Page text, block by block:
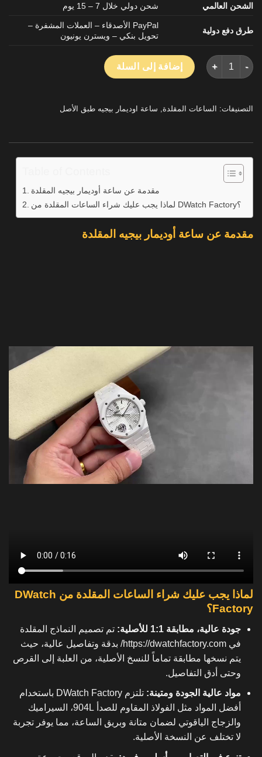
الشحن العالمي شحن دولي خلال 7 – 15 يوم
طرق دفع دولية
PayPal الأصدقاء – العملات المشفرة –
تحويل بنكي – ويسترن يونيون
كمية ساعة أوديمار بيجيه رويال أوك 15500CE المصنوعة من السيراميك الأبيض من مصنع APS، مقاس 41 مم
إضافة إلى السلة
التصنيفات: الساعات المقلدة ساعة اوديمار بيجيه طبق الأصل
مقدمة عن ساعة أوديمار بيجيه المقلدة
لماذا يجب عليك شراء الساعات المقلدة من DWatch Factory؟
مقدمة عن ساعة أوديمار بيجيه المقلدة
لماذا يجب عليك شراء الساعات المقلدة من DWatch
Factory؟
جودة عالية، مطابقة 1:1 للأصلية:
تم تصميم النماذج المقلدة
في https://dwatchfactory.com/ بدقة وتفاصيل عالية، حيث
يتم نسخها مطابقة تماماً للنسخ الأصلية، من العلبة إلى القرص
وحتى أدق التفاصيل.
مواد عالية الجودة ومتينة:
تلتزم DWatch Factory باستخدام
أفضل المواد مثل الفولاذ المقاوم للصدأ 904L، السيراميك
والزجاج الياقوتي لضمان متانة وبريق الساعة، مما يوفر تجربة
لا تختلف عن النسخة الأصلية.